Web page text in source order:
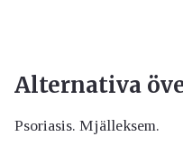
Alternativa
Psoriasis. Mjälleksem.